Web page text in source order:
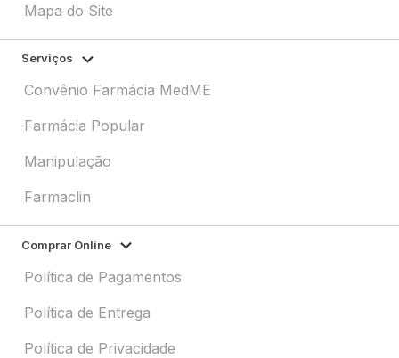
Mapa do Site
Serviços
Convênio Farmácia MedME
Farmácia Popular
Manipulação
Farmaclin
Comprar Online
Política de Pagamentos
Política de Entrega
Política de Privacidade